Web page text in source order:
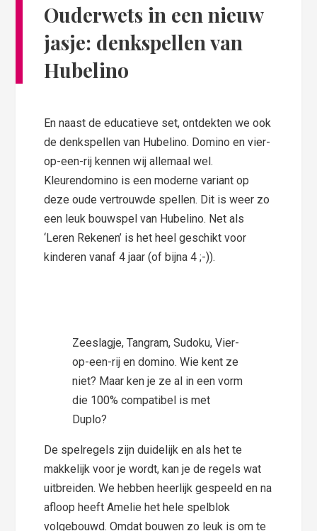
Ouderwets in een nieuw
jasje: denkspellen van
Hubelino
En naast de educatieve set, ontdekten we ook
de denkspellen van Hubelino. Domino en vier-
op-een-rij kennen wij allemaal wel.
Kleurendomino is een moderne variant op
deze oude vertrouwde spellen. Dit is weer zo
een leuk bouwspel van Hubelino. Net als
‘Leren Rekenen’ is het heel geschikt voor
kinderen vanaf 4 jaar (of bijna 4 ;-)).
Zeeslagje, Tangram, Sudoku, Vier-
op-een-rij en domino. Wie kent ze
niet? Maar ken je ze al in een vorm
die 100% compatibel is met
Duplo?
De spelregels zijn duidelijk en als het te
makkelijk voor je wordt, kan je de regels wat
uitbreiden. We hebben heerlijk gespeeld en na
afloop heeft Amelie het hele spelblok
volgebouwd. Omdat bouwen zo leuk is om te